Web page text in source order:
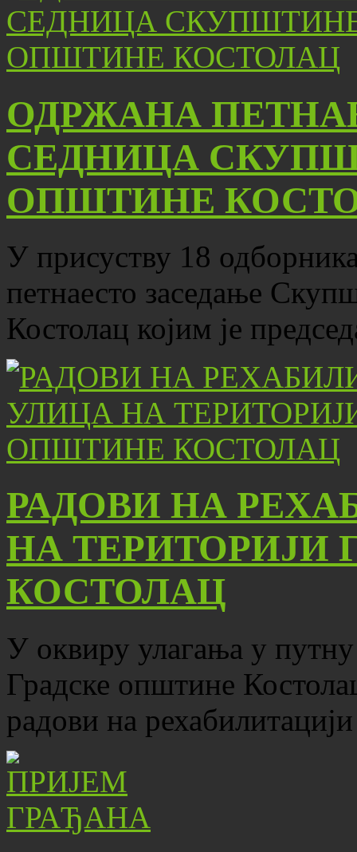
ОДРЖАНА
СЕДНИЦА
ОПШТИНЕ
У присуству 18
петнаесто заседање
Костолац којим је
РАДОВИ НА
НА ТЕРИТОРИЈИ
КОСТОЛАЦ
У оквиру улагања у
Градске општине
радови на